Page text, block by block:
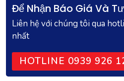
Để Nhận Báo Giá Và
Liên hệ với chúng tôi qua
nhất
HOTLINE 0939 926